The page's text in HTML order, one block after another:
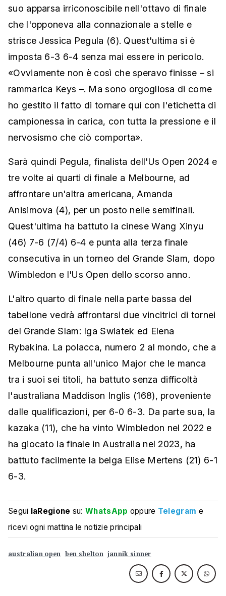
suo apparsa irriconoscibile nell'ottavo di finale
che l'opponeva alla connazionale a stelle e
strisce Jessica Pegula (6). Quest'ultima si è
imposta 6-3 6-4 senza mai essere in pericolo.
«Ovviamente non è così che speravo finisse – si
rammarica Keys –. Ma sono orgogliosa di come
ho gestito il fatto di tornare qui con l'etichetta di
campionessa in carica, con tutta la pressione e il
nervosismo che ciò comporta».
Sarà quindi Pegula, finalista dell'Us Open 2024 e
tre volte ai quarti di finale a Melbourne, ad
affrontare un'altra americana, Amanda
Anisimova (4), per un posto nelle semifinali.
Quest'ultima ha battuto la cinese Wang Xinyu
(46) 7-6 (7/4) 6-4 e punta alla terza finale
consecutiva in un torneo del Grande Slam, dopo
Wimbledon e l'Us Open dello scorso anno.
L'altro quarto di finale nella parte bassa del
tabellone vedrà affrontarsi due vincitrici di tornei
del Grande Slam: Iga Swiatek ed Elena
Rybakina. La polacca, numero 2 al mondo, che a
Melbourne punta all'unico Major che le manca
tra i suoi sei titoli, ha battuto senza difficoltà
l'australiana Maddison Inglis (168), proveniente
dalle qualificazioni, per 6-0 6-3. Da parte sua, la
kazaka (11), che ha vinto Wimbledon nel 2022 e
ha giocato la finale in Australia nel 2023, ha
battuto facilmente la belga Elise Mertens (21) 6-1
6-3.
Segui laRegione su:WhatsApp oppure Telegram e
ricevi ogni mattina le notizie principali
australian open ben shelton jannik sinner